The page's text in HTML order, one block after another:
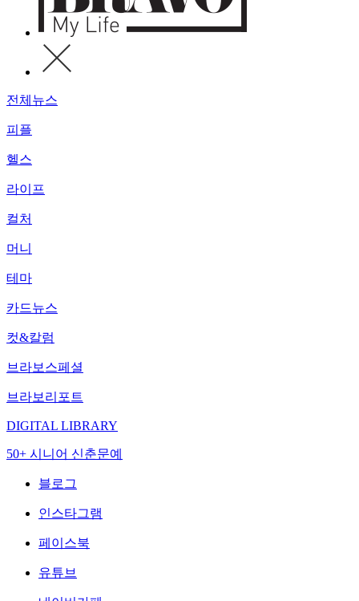
전체뉴스
피플
헬스
라이프
컬처
머니
테마
카드뉴스
컷&칼럼
브라보스페셜
브라보리포트
DIGITAL LIBRARY
50+ 시니어 신춘문예
블로그
인스타그램
페이스북
유튜브